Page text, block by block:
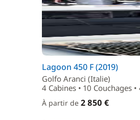
Lagoon 450 F (2019)
Golfo Aranci (Italie)
4 Cabines • 10 Couchages
À partir de 2 850 €